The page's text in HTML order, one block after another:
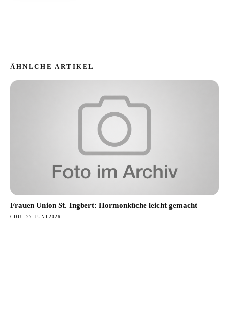
ÄHNLCHE ARTIKEL
Frauen Union St. Ingbert: Hormonküche leicht gemacht
CDU 27. JUNI 2026